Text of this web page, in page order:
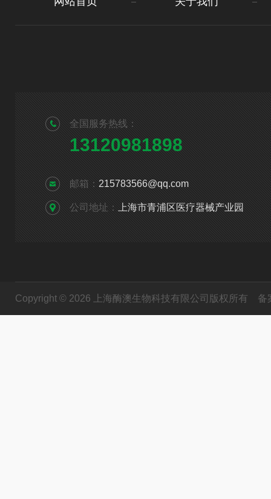
全国服务热线：
13120981898
邮箱： 215783566@qq.com
公司地址： 上海市青浦区医疗器械产业园
Copyright © 2026 上海酶澳生物科技有限公司版权所有 备